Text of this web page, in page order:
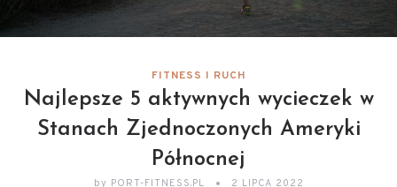
FITNESS I RUCH
Najlepsze 5 aktywnych wycieczek w
Stanach Zjednoczonych Ameryki
Północnej
by PORT-FITNESS.PL 2 LIPCA 2022